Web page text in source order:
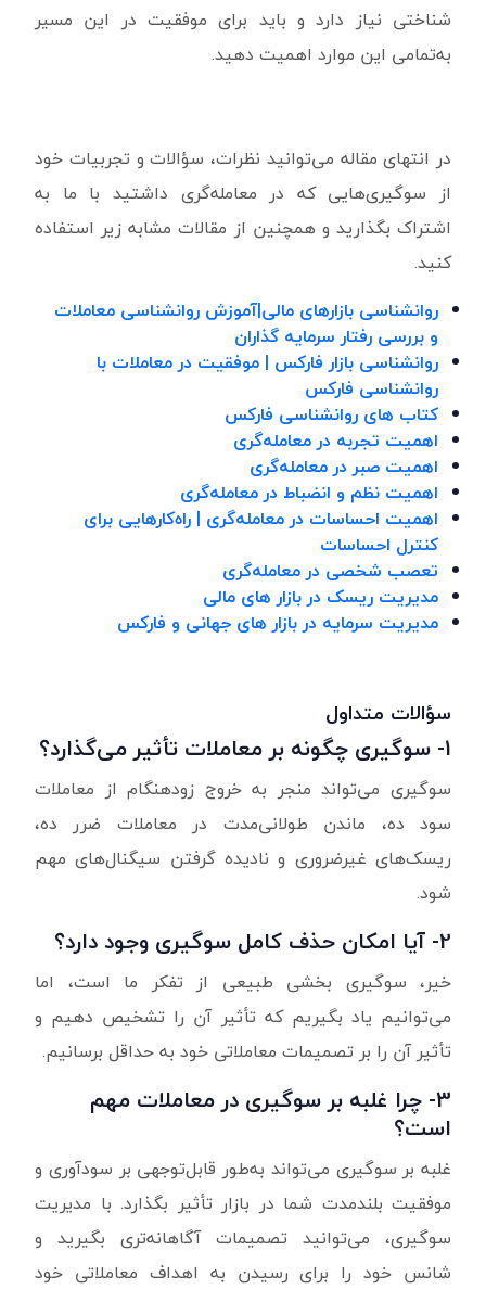
شناختی نیاز دارد و باید برای موفقیت در این مسیر
به‌تمامی این موارد اهمیت دهید.
در انتهای مقاله می‌توانید نظرات، سؤالات و تجربیات خود
از سوگیری‌هایی که در معامله‌گری داشتید با ما به
اشتراک بگذارید و همچنین از مقالات مشابه زیر استفاده
کنید.
روانشناسی بازارهای مالی|آموزش روانشناسی معاملات
و بررسی رفتار سرمایه ‌گذاران
روانشناسی بازار فارکس | موفقیت در معاملات با
روانشناسی فارکس
کتاب های روانشناسی فارکس
اهمیت تجربه در معامله‌گری
اهمیت صبر در معامله‌گری
اهمیت نظم و انضباط در معامله‌گری
اهمیت احساسات در معامله‌گری | راه‌کارهایی برای
کنترل احساسات
تعصب شخصی در معامله‌گری
مدیریت ریسک در بازار های مالی
مدیریت سرمایه در بازار های جهانی و فارکس
سؤالات متداول
1- سوگیری چگونه بر معاملات تأثیر می‌گذارد؟
سوگیری می‌تواند منجر به خروج زودهنگام از معاملات
سود ده، ماندن طولانی‌مدت در معاملات ضرر ده،
ریسک‌های غیرضروری و نادیده گرفتن سیگنال‌های مهم
شود.
2- آیا امکان حذف کامل سوگیری وجود دارد؟
خیر، سوگیری بخشی طبیعی از تفکر ما است، اما
می‌توانیم یاد بگیریم که تأثیر آن را تشخیص دهیم و
تأثیر آن را بر تصمیمات معاملاتی خود به حداقل برسانیم.
3- چرا غلبه بر سوگیری در معاملات مهم
است؟
غلبه بر سوگیری می‌تواند به‌طور قابل‌توجهی بر سودآوری و
موفقیت بلندمدت شما در بازار تأثیر بگذارد. با مدیریت
سوگیری، می‌توانید تصمیمات آگاهانه‌تری بگیرید و
شانس خود را برای رسیدن به اهداف معاملاتی خود